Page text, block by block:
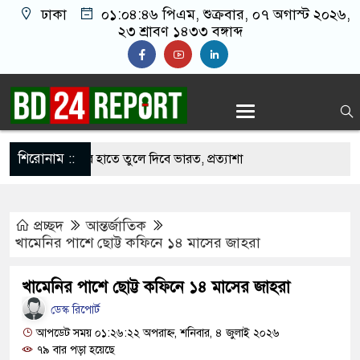
ঢাকা ০১:০৪:৪৭ পিএম, শুক্রবার, ০৭ অগাস্ট ২০২৬,
২৩ শ্রাবণ ১৪৩৩ বঙ্গাব্দ
শিরোনাম ::
বাংলাদেশের হাতে তুলে দিবে ভারত, প্রত্যাশা
ড. ইউনূসকে প্রস্তাব দেয়নি বিএনপি, আলোচনায় মির্জা
সঙ্গে দেশে ফিরতে চান সাকিব
বাসভবনে অগ্নিসংযোগের চেষ্টা, সিসিটিভিতে ৭
প্রচ্ছদ
আন্তর্জাতিক
খামেনির পাশে ছোট্ট কফিনে ১৪ মাসের জাহরা
খামেনির পাশে ছোট্ট কফিনে ১৪ মাসের জাহরা
ডেস্ক রিপোর্ট
আপডেট সময় ০১:২৬:২২ অপরাহ্ন, শনিবার, ৪ জুলাই ২০২৬
৭৯ বার পড়া হয়েছে